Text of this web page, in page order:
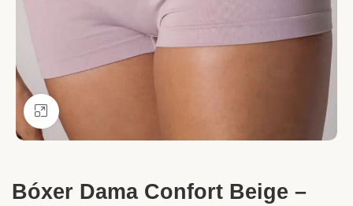
Ver más grande
Bóxer Dama Confort Beige –